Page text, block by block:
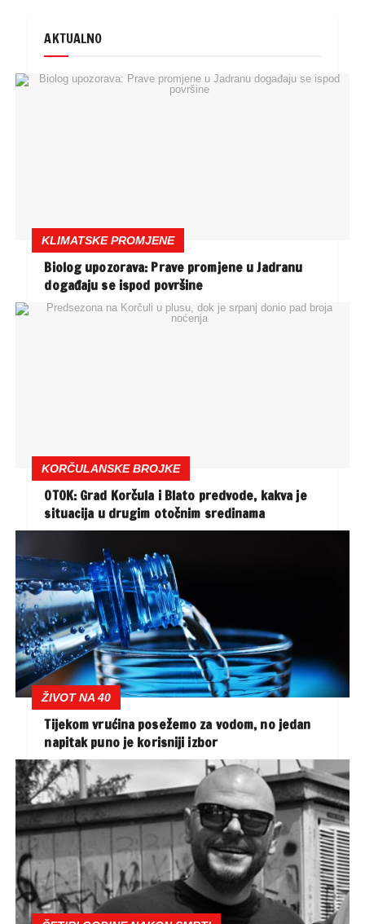
AKTUALNO
KLIMATSKE PROMJENE
Biolog upozorava: Prave promjene u Jadranu
događaju se ispod površine
KORČULANSKE BROJKE
OTOK: Grad Korčula i Blato predvode, kakva je
situacija u drugim otočnim sredinama
ŽIVOT NA 40
Tijekom vrućina posežemo za vodom, no jedan
napitak puno je korisniji izbor